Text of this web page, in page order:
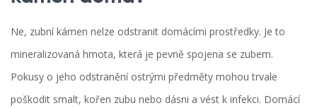
Ne, zubní kámen nelze odstranit domácími prostředky. Je to
mineralizovaná hmota, která je pevně spojena se zubem.
Pokusy o jeho odstranění ostrými předměty mohou trvale
poškodit smalt, kořen zubu nebo dásni a vést k infekci. Domácí